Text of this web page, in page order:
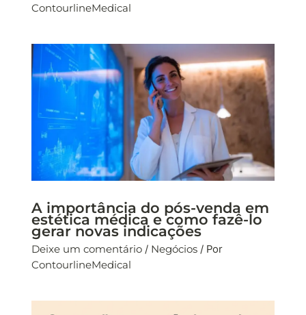
ContourlineMedical
A importância do pós-venda em
estética médica e como fazê-lo
gerar novas indicações
Deixe um comentário / Negócios/ Por
ContourlineMedical